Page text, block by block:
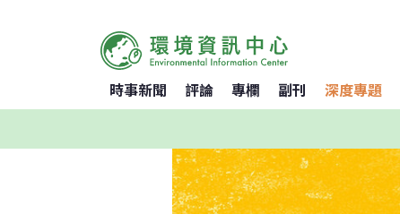
時事新聞 評論 專欄 副刊 深度專題